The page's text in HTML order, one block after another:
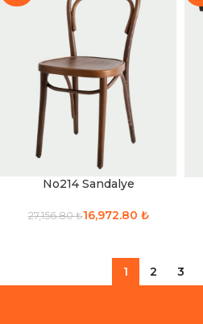
No214 Sandalye
27,156.80₺16,972.80 ₺
1 2 3